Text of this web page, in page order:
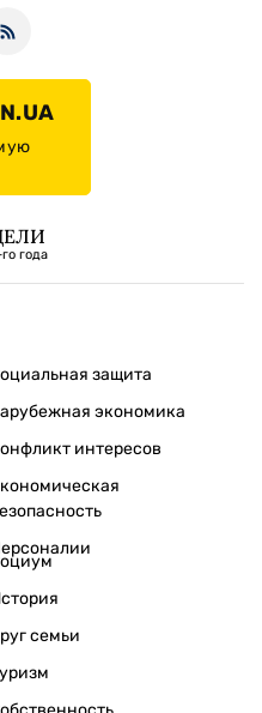
года
защита
экономика
интересов
семьи